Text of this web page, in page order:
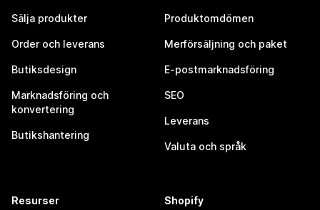
Sälja produkter
Order och leverans
Butiksdesign
Marknadsföring och
konvertering
Butikshantering
Produktomdömen
Merförsäljning och paket
E-postmarknadsföring
SEO
Leverans
Valuta och språk
Resurser Shopify